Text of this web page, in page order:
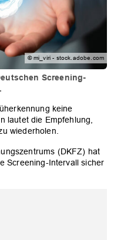
© mi_viri - stock.adobe.com
Screening-
keine
lautet die Empfehlung,
wiederholen.
(DKFZ) hat
Screening-Intervall sicher